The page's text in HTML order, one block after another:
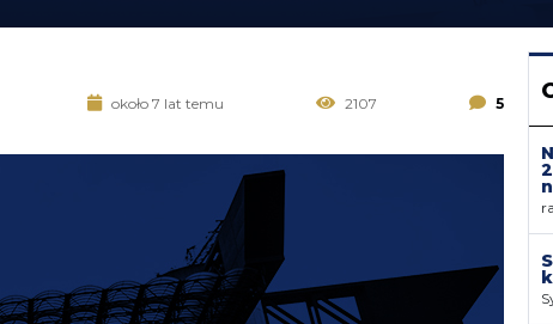
około 7 lat temu 2107 5